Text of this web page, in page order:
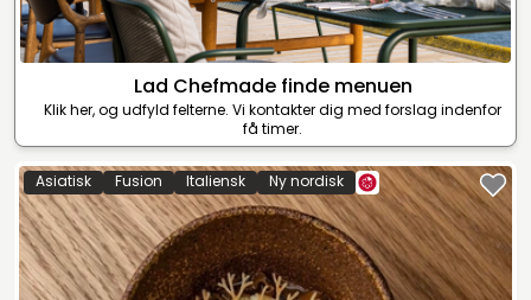
Lad Chefmade finde menuen
Klik her, og udfyld felterne. Vi kontakter dig med forslag indenfor
få timer.
Asiatisk Fusion Italiensk Ny nordisk